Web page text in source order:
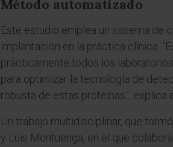
Método automatizado
Este estudio emplea un sistema de
implantación en la práctica clínica.
prácticamente todos los
para optimizar la tecnología de
robusta de estas proteínas”, explica
Un trabajo multidisciplinar, que
y Luis Montuenga, en el que